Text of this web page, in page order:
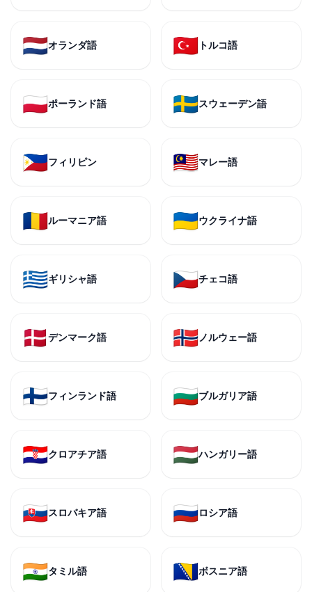
🇳🇱オランダ語 🇹🇷 トルコ語
🇵🇱ポーランド語 🇸🇪スウェーデン語
🇵🇭フィリピン 🇲🇾マレー語
🇷🇴ルーマニア語 🇺🇦ウクライナ語
🇬🇷ギリシャ語 🇨🇿チェコ語
🇩🇰デンマーク語 🇳🇴ノルウェー語
🇫🇮フィンランド語 🇧🇬ブルガリア語
🇭🇷クロアチア語 🇭🇺ハンガリー語
🇸🇰スロバキア語 🇷🇺ロシア語
🇮🇳タミル語 🇧🇦ボスニア語